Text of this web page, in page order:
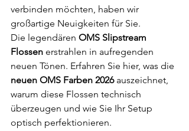
verbinden möchten, haben wir
großartige Neuigkeiten für Sie.
Die legendären OMS Slipstream
Flossen erstrahlen in aufregenden
neuen Tönen. Erfahren Sie hier, was die
neuen OMS Farben 2026 auszeichnet,
warum diese Flossen technisch
überzeugen und wie Sie Ihr Setup
optisch perfektionieren.